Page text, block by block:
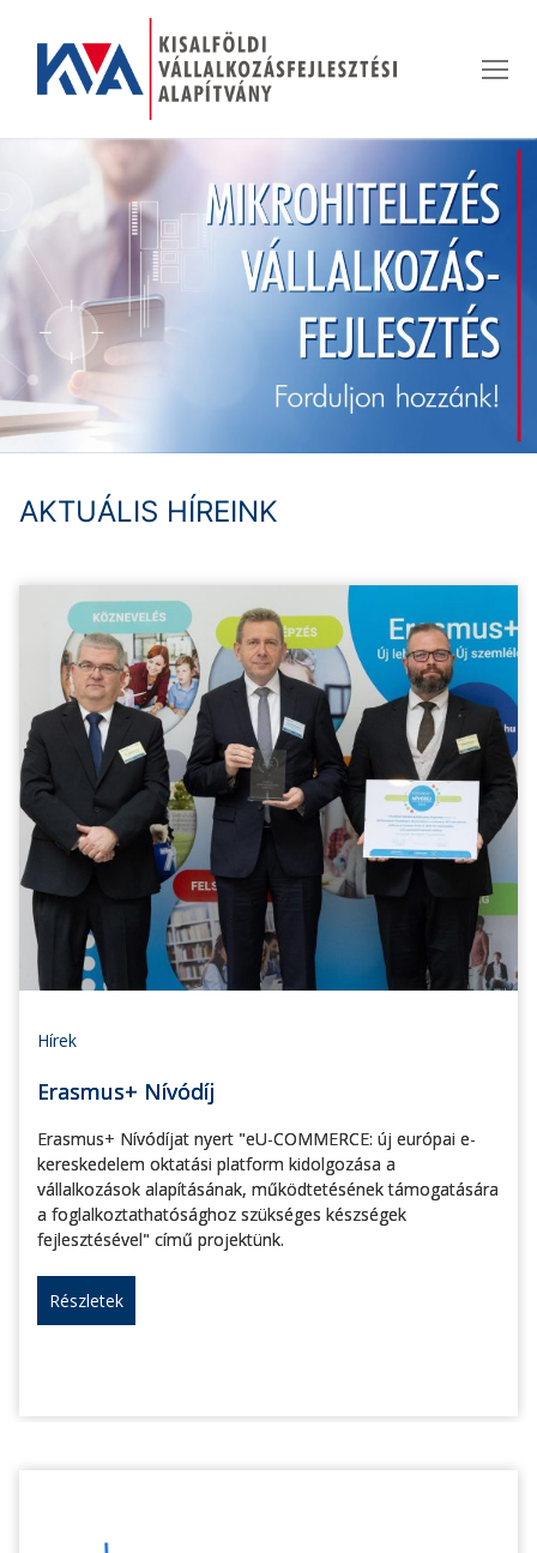
tartalomra
AKTUÁLIS HÍREINK
Hírek
Erasmus+ Nívódíj
Erasmus+ Nívódíjat nyert "eU-COMMERCE: új európai e-
kereskedelem oktatási platform kidolgozása a
vállalkozások alapításának, működtetésének támogatására
a foglalkoztathatósághoz szükséges készségek
fejlesztésével" című projektünk.
Részletek